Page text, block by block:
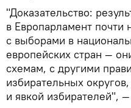
"Доказательство:
в Европарламент почти
с выборами в
европейских стран —
схемам, с другими
избирательных
и явкой избирателей",